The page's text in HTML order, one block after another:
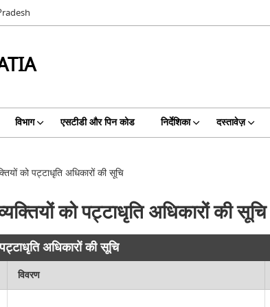
विभाग एसटीडी और पिन कोड निर्देशिका दस्तावेज़
को पट्टाधृति अधिकारों की सूचि
को पट्टाधृति अधिकारों की सूचि
अधिकारों की सूचि
विवरण